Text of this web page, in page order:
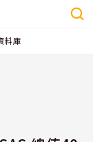
料庫